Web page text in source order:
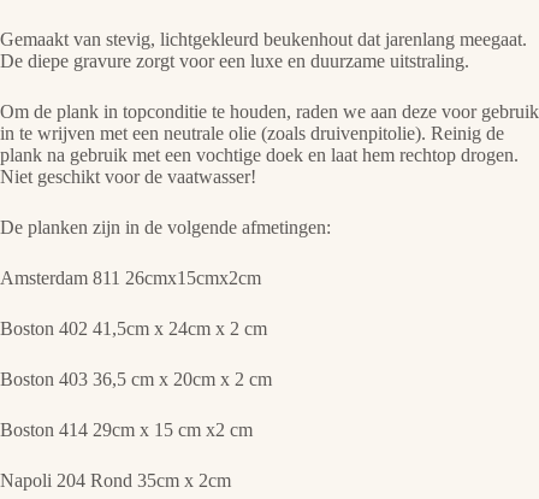
Gemaakt van stevig, lichtgekleurd beukenhout dat jarenlang meegaat.
De diepe gravure zorgt voor een luxe en duurzame uitstraling.
Om de plank in topconditie te houden, raden we aan deze voor gebruik
in te wrijven met een neutrale olie (zoals druivenpitolie). Reinig de
plank na gebruik met een vochtige doek en laat hem rechtop drogen.
Niet geschikt voor de vaatwasser!
De planken zijn in de volgende afmetingen:
Amsterdam 811 26cmx15cmx2cm
Boston 402 41,5cm x 24cm x 2 cm
Boston 403 36,5 cm x 20cm x 2 cm
Boston 414 29cm x 15 cm x2 cm
Napoli 204 Rond 35cm x 2cm